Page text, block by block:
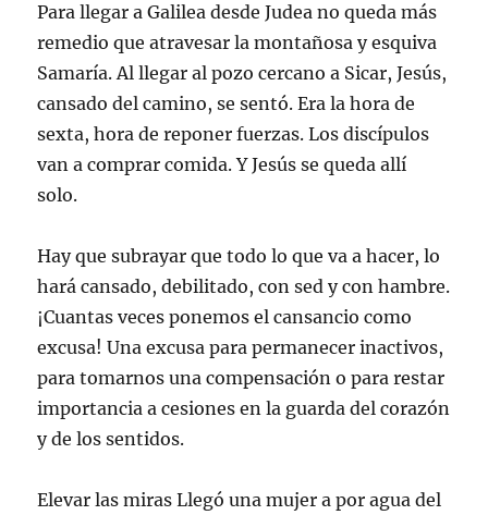
Para llegar a Galilea desde Judea no queda más
remedio que atravesar la montañosa y esquiva
Samaría. Al llegar al pozo cercano a Sicar, Jesús,
cansado del camino, se sentó. Era la hora de
sexta, hora de reponer fuerzas. Los discípulos
van a comprar comida. Y Jesús se queda allí
solo.
Hay que subrayar que todo lo que va a hacer, lo
hará cansado, debilitado, con sed y con hambre.
¡Cuantas veces ponemos el cansancio como
excusa! Una excusa para permanecer inactivos,
para tomarnos una compensación o para restar
importancia a cesiones en la guarda del corazón
y de los sentidos.
Elevar las miras Llegó una mujer a por agua del